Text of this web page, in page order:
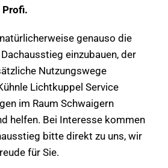
Profi.
genauso die
einzubauen, der
Nutzungswege
Lichtkuppel Service
im Raum Schwaigern
helfen. Bei Interesse kommen
bitte direkt zu uns, wir
für Sie.